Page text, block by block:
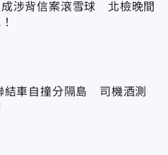
成涉背信案滾雪球 北檢晚間
結車自撞分隔島 司機酒測